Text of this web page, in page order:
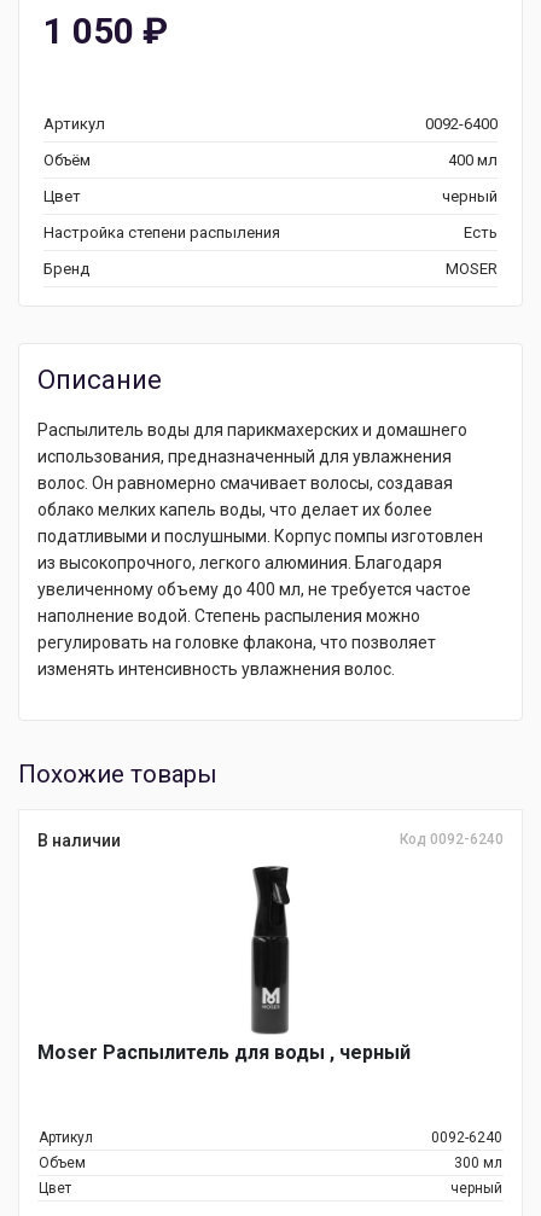
1 050 ₽
Артикул
0092-6400
Объём
400 мл
Цвет
черный
Настройка степени распыления
Есть
Бренд
MOSER
Описание
Распылитель воды для парикмахерских и домашнего
использования, предназначенный для увлажнения
волос. Он равномерно смачивает волосы, создавая
облако мелких капель воды, что делает их более
податливыми и послушными. Корпус помпы изготовлен
из высокопрочного, легкого алюминия. Благодаря
увеличенному объему до 400 мл, не требуется частое
наполнение водой. Степень распыления можно
регулировать на головке флакона, что позволяет
изменять интенсивность увлажнения волос.
Похожие товары
В наличии Код 0092-6240
Moser Распылитель для воды , черный
Артикул
0092-6240
Объем
300 мл
Цвет
черный